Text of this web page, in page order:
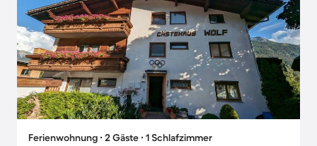
Ferienwohnung ∙ 2 Gäste ∙ 1 Schlafzimmer